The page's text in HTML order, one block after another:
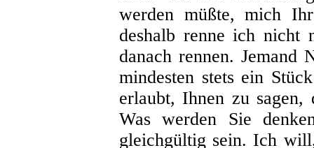
werden müßte, mich
deshalb renne ich nicht
danach rennen. Jemand
mindesten stets ein
erlaubt, Ihnen zu
Was werden Sie
gleichgültig sein. Ich